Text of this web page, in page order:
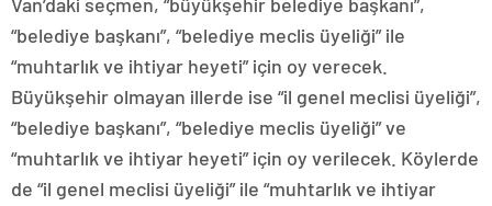
“belediye başkanı”, “belediye meclis üyeliği” ile
“muhtarlık ve ihtiyar heyeti” için oy verecek.
Büyükşehir olmayan illerde ise “il genel meclisi üyeliği”,
“belediye başkanı”, “belediye meclis üyeliği” ve
“muhtarlık ve ihtiyar heyeti” için oy verilecek. Köylerde
de “il genel meclisi üyeliği” ile “muhtarlık ve ihtiyar